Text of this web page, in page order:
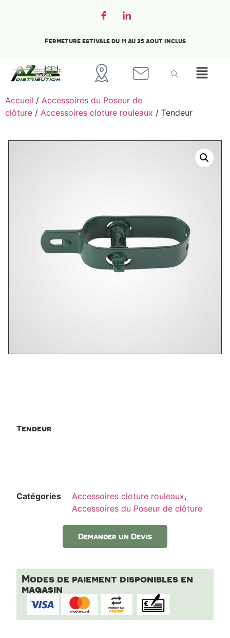
Fermeture estivale du 11 au 25 aout inclus
Accueil / Accessoires du Poseur de
clôture / Accessoires cloture rouleaux / Tendeur
Tendeur
Catégories Accessoires cloture rouleaux,
Accessoires du Poseur de clôture
Demander un Devis
Modes de paiement disponibles en
magasin